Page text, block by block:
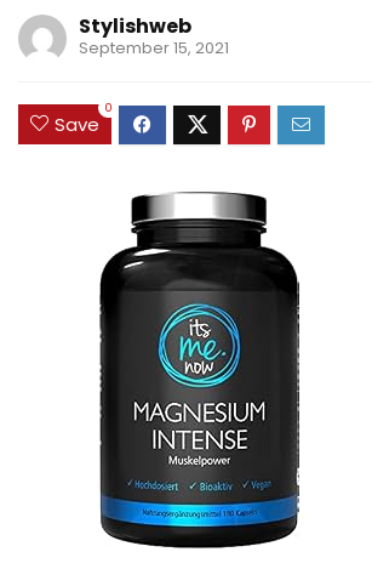
Stylishweb
September 15, 2021
Save
0